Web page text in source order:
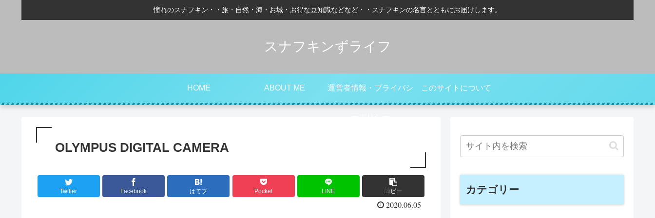
憧れのスナフキン・・旅・自然・海・お城・お得な豆知識などなど・・スナフキンの名言とともにお届けします。
スナフキンずライフ
HOME ABOUT ME 運営者情報・プライバシ このサイトについて
OLYMPUS DIGITAL CAMERA
Twitter Facebook はてブ Pocket LINE コピー
2020.06.05
カテゴリー